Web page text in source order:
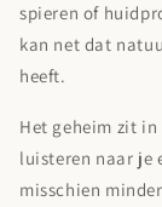
spieren of
kan net dat
heeft.
Het geheim zit
luisteren naar je
misschien